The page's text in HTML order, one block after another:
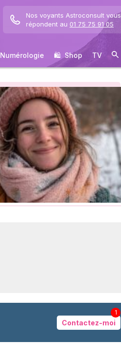
Nos voyants Astroconsult vous
répondent au 01 75 75 91 05
Numérologie 🛍 ️ Shop TV
Contactez-moi
1